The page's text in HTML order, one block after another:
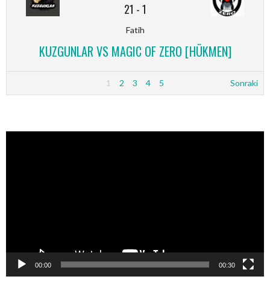
21 -1
Fatih
KUZGUNLAR VS MAGIC OF ZERO [HÜKMEN]
1 2 3 4 5 Sonraki
00:00 00:30